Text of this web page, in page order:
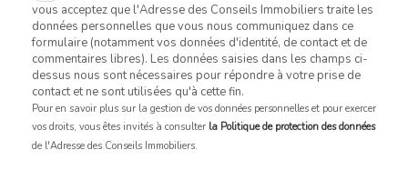
vous acceptez que l'Adresse des Conseils Immobiliers traite les
données personnelles que vous nous communiquez dans ce
formulaire (notamment vos données d'identité, de contact et de
commentaires libres). Les données saisies dans les champs ci-
dessus nous sont nécessaires pour répondre à votre prise de
contact et ne sont utilisées qu'à cette fin.
Pour en savoir plus sur la gestion de vos données personnelles et pour exercer
vos droits, vous êtes invités à consulter la Politique de protection des données
de l'Adresse des Conseils Immobiliers.